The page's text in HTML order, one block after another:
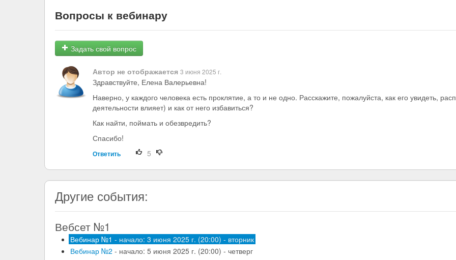
Вопросы к вебинару
Задать свой вопрос
Автор не отображается 3 июня 2025 г.
Здравствуйте, Елена Валерьевна!
Наверно, у каждого человека есть проклятие, а то и не одно. Расскажите, пожалуйста, как его увидеть,
деятельности влияет) и как от него избавиться?
Как найти, поймать и обезвредить?
Спасибо!
Ответить 5
Другие события:
Вебсет №1
Вебинар №1 - начало: 3 июня 2025 г. (20:00) - вторник
Вебинар №2 - начало: 5 июня 2025 г. (20:00) - четверг